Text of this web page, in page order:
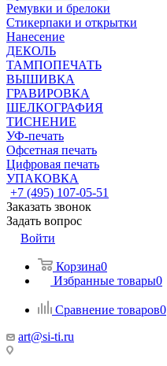
Ремувки и брелоки
Стикерпаки и открытки
Нанесение
ДЕКОЛЬ
ТАМПОПЕЧАТЬ
ВЫШИВКА
ГРАВИРОВКА
ШЕЛКОГРАФИЯ
ТИСНЕНИЕ
УФ-печать
Офсетная печать
Цифровая печать
УПАКОВКА
+7 (495) 107-05-51
Заказать звонок
Задать вопрос
Войти
Корзина0
Избранные товары0
Сравнение товаров0
art@si-ti.ru